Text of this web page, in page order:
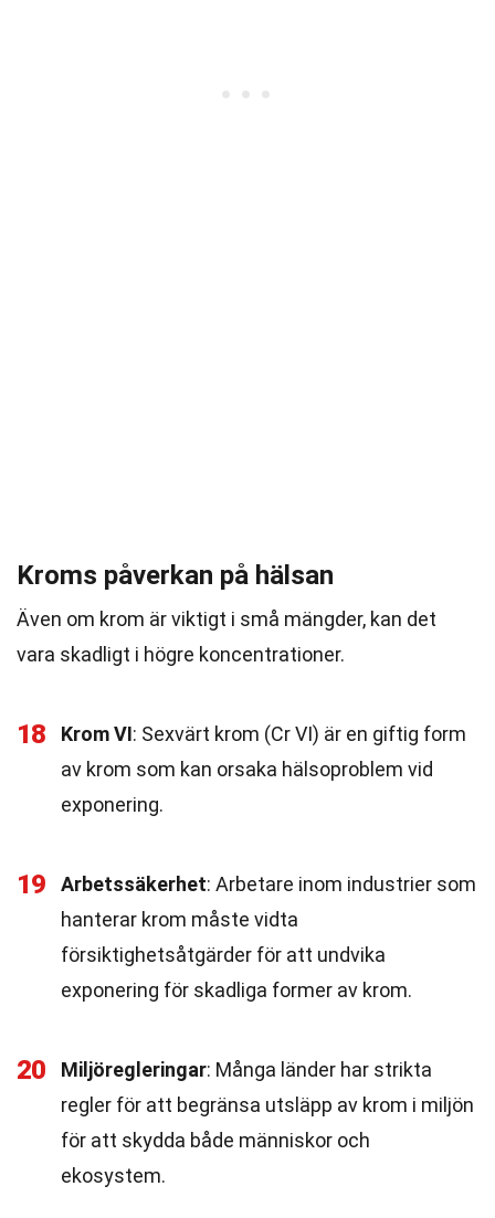
Kroms påverkan på hälsan
Även om krom är viktigt i små mängder, kan det
vara skadligt i högre koncentrationer.
18 Krom VI: Sexvärt krom (Cr VI) är en giftig form
av krom som kan orsaka hälsoproblem vid
exponering.
19 Arbetssäkerhet: Arbetare inom industrier som
hanterar krom måste vidta
försiktighetsåtgärder för att undvika
exponering för skadliga former av krom.
20 Miljöregleringar: Många länder har strikta
regler för att begränsa utsläpp av krom i miljön
för att skydda både människor och
ekosystem.